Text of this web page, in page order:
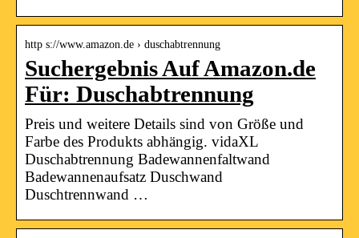
http s://www.amazon.de › duschabtrennung
Suchergebnis Auf Amazon.de
Für: Duschabtrennung
Preis und weitere Details sind von Größe und
Farbe des Produkts abhängig. vidaXL
Duschabtrennung Badewannenfaltwand
Badewannenaufsatz Duschwand
Duschtrennwand …